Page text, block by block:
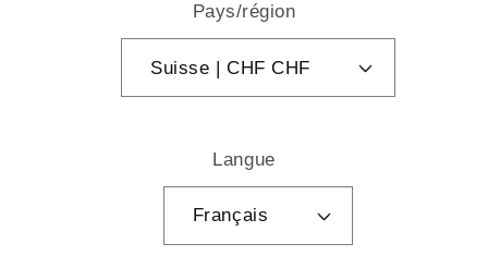
Pays/région
Suisse | CHF CHF
Langue
Français